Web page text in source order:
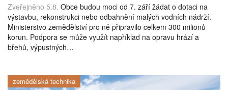
Zveřejněno 5.8. Obce budou moci od 7. září žádat o dotaci na
výstavbu, rekonstrukci nebo odbahnění malých vodních nádrží.
Ministerstvo zemědělství pro ně připravilo celkem 300 milionů
korun. Podpora se může využít například na opravu hrází a
břehů, výpustných…
zemědělská technika